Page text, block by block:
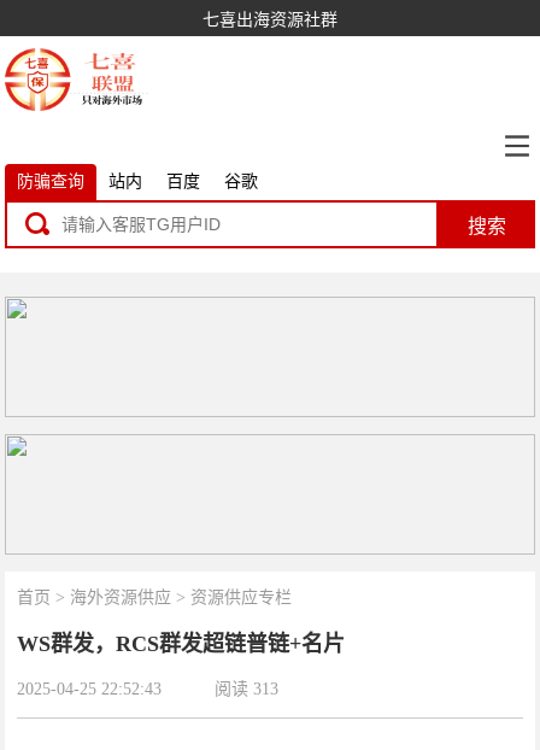
七喜出海资源社群
防骗查询 站内 百度 谷歌
搜索
首页 > 海外资源供应 > 资源供应专栏
WS群发，RCS群发超链普链+名片
2025-04-25 22:52:43 阅读313